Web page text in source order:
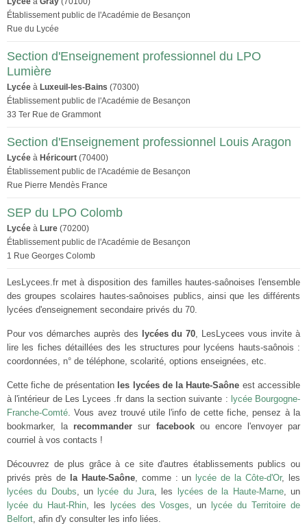
Établissement public de l'Académie de Besançon
Rue du Lycée
Section d'Enseignement professionnel du LPO
Lumière
Lycée à Luxeuil-les-Bains (70300)
Établissement public de l'Académie de Besançon
33 Ter Rue de Grammont
Section d'Enseignement professionnel Louis Aragon
Lycée à Héricourt (70400)
Établissement public de l'Académie de Besançon
Rue Pierre Mendès France
SEP du LPO Colomb
Lycée à Lure (70200)
Établissement public de l'Académie de Besançon
1 Rue Georges Colomb
LesLycees.fr met à disposition des familles hautes-saônoises l'ensemble
des groupes scolaires hautes-saônoises publics, ainsi que les différents
lycées d'enseignement secondaire privés du 70.
Pour vos démarches auprès des lycées du 70, LesLycees vous invite à
lire les fiches détaillées des les structures pour lycéens hauts-saônois :
coordonnées, n° de téléphone, scolarité, options enseignées, etc.
Cette fiche de présentation les lycées de la Haute-Saône est accessible
à l'intérieur de Les Lycees .fr dans la section suivante : lycée Bourgogne-
Franche-Comté. Vous avez trouvé utile l'info de cette fiche, pensez à la
bookmarker, la recommander sur facebookou encore l'envoyer par
courriel à vos contacts !
Découvrez de plus grâce à ce site d'autres établissements publics ou
privés près de
la Haute-Saône, comme : un lycée de la Côte-d'Or, les
lycées du Doubs, un lycée du Jura, les lycées de la Haute-Marne, un
lycée du Haut-Rhin, les lycées des Vosges, un
lycée du Territoire de
Belfort, afin d'y consulter les info liées.